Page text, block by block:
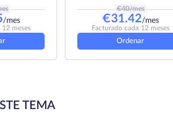
/mes
12 meses
€40/mes
€31.42/mes
Facturado cada 12 meses
Ordenar
TEMA